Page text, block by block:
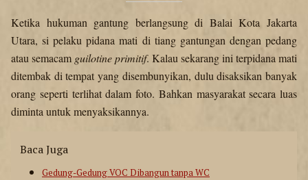
Ketika hukuman gantung berlangsung di Balai Kota Jakarta
Utara, si pelaku pidana mati di tiang gantungan dengan pedang
atau semacam guilotine primitif. Kalau sekarang ini terpidana mati
ditembak di tempat yang disembunyikan, dulu disaksikan banyak
orang seperti terlihat dalam foto. Bahkan masyarakat secara luas
diminta untuk menyaksikannya.
Baca Juga
Gedung-Gedung VOC Dibangun tanpa WC